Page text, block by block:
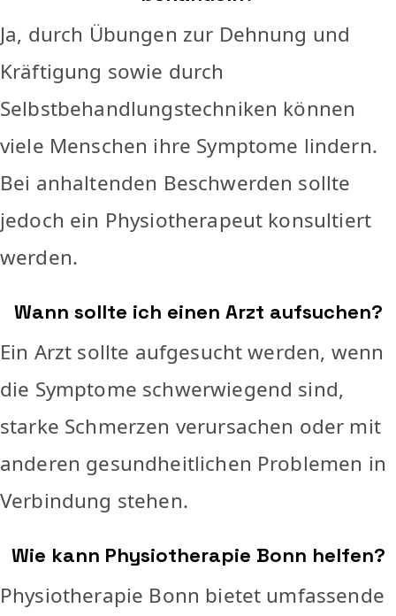
Ja, durch Übungen zur Dehnung und
Kräftigung sowie durch
Selbstbehandlungstechniken können
viele Menschen ihre Symptome lindern.
Bei anhaltenden Beschwerden sollte
jedoch ein Physiotherapeut konsultiert
werden.
Wann sollte ich einen Arzt aufsuchen?
Ein Arzt sollte aufgesucht werden, wenn
die Symptome schwerwiegend sind,
starke Schmerzen verursachen oder mit
anderen gesundheitlichen Problemen in
Verbindung stehen.
Wie kann Physiotherapie Bonn helfen?
Physiotherapie Bonn bietet umfassende